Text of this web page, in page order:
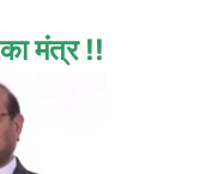
मंत्र !!